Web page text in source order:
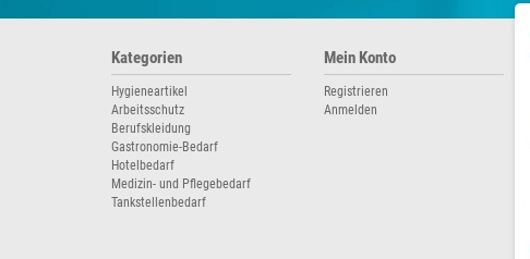
Kategorien
Hygieneartikel
Arbeitsschutz
Berufskleidung
Gastronomie-Bedarf
Hotelbedarf
Medizin- und Pflegebedarf
Tankstellenbedarf
Mein Konto
Registrieren
Anmelden